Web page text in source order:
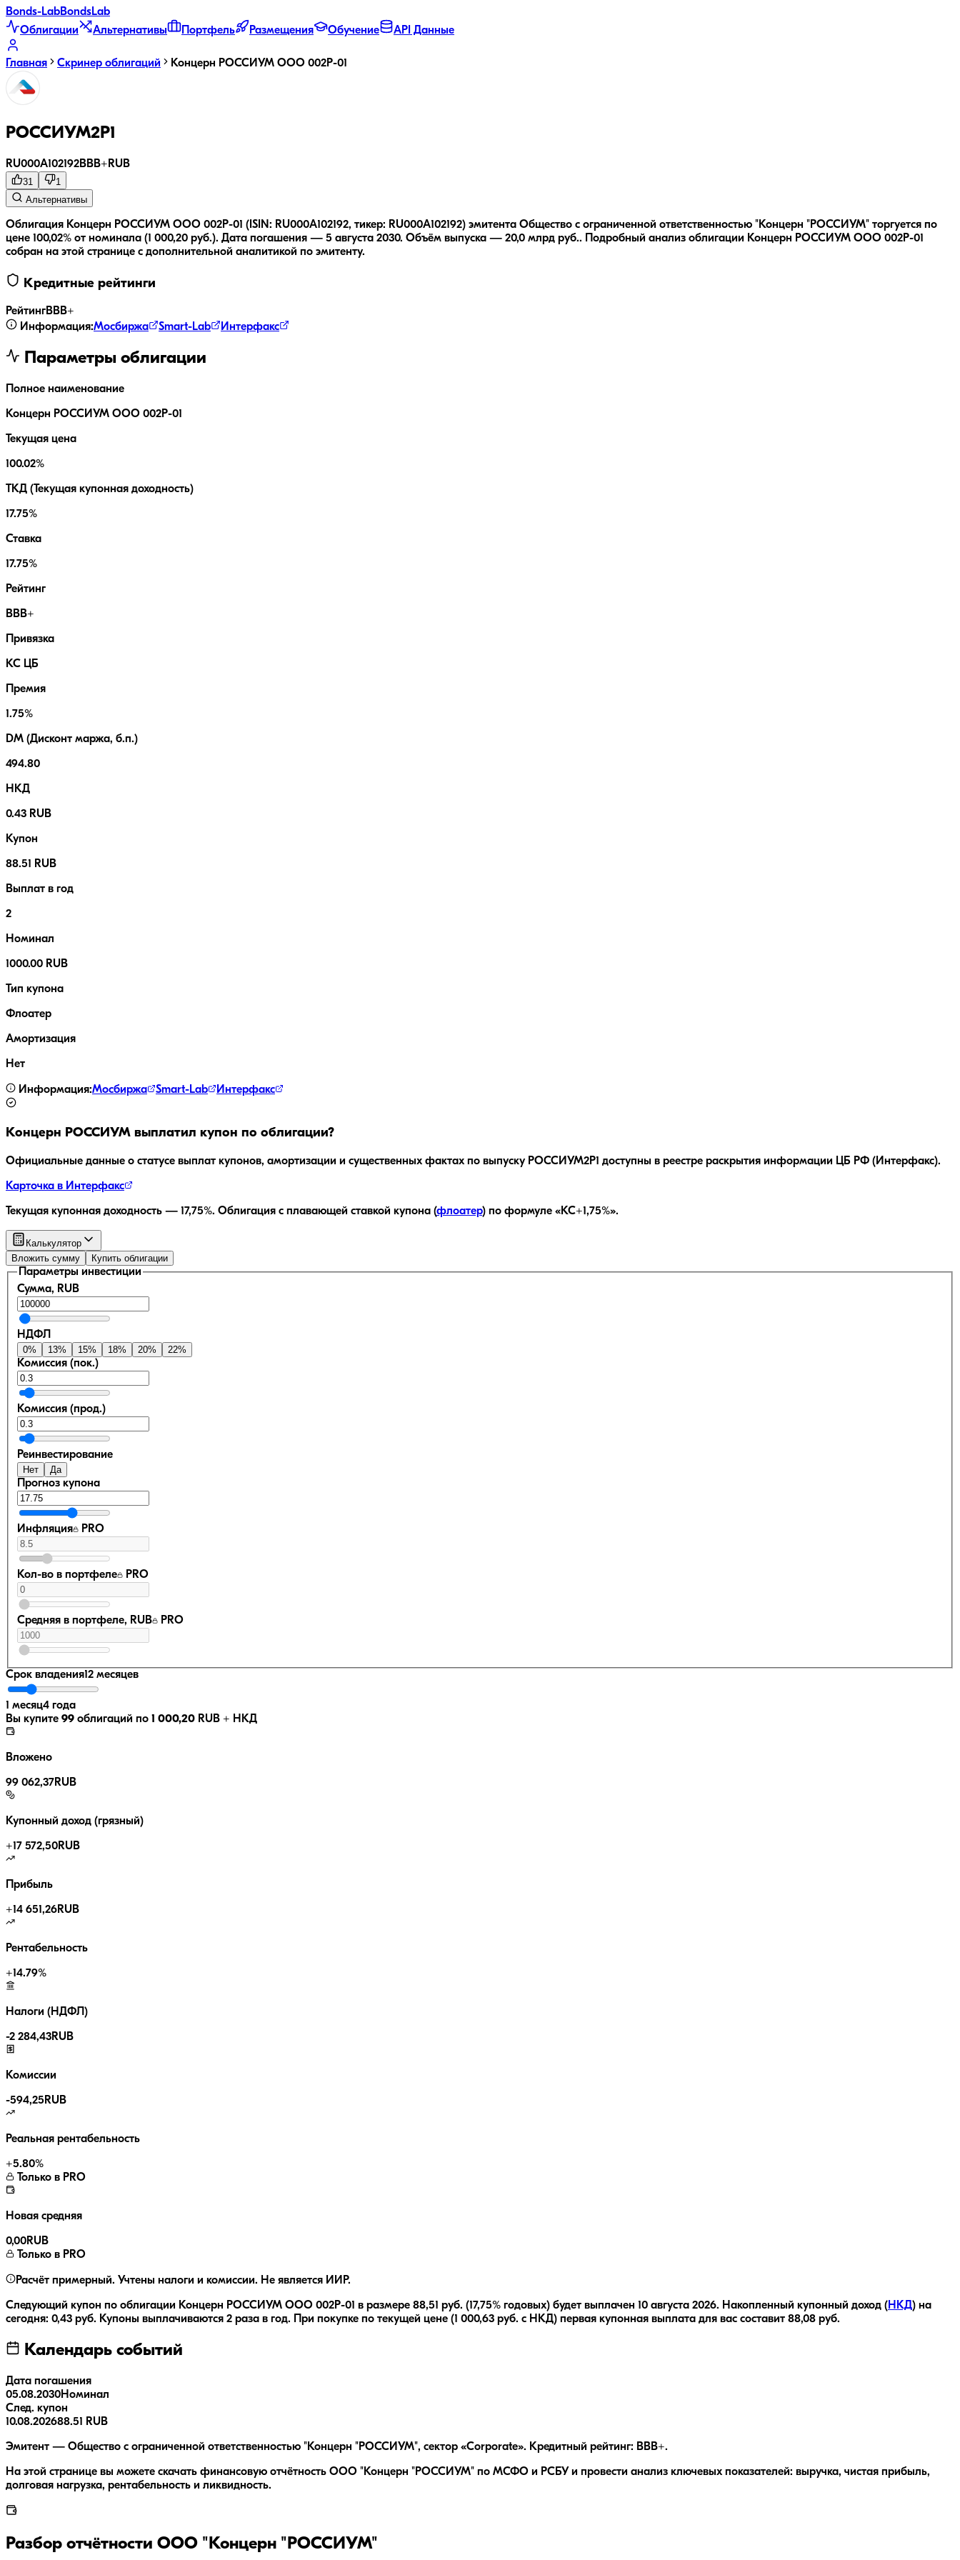
Bonds-LabBondsLab
Облигации
Альтернативы Портфель Размещения Обучение API Данные
Главная Скринер облигаций Концерн РОССИУМ ООО 002P-01
РОССИУМ2P1
RU000A102192BBB+ RUB
31
1
Альтернативы
Облигация Концерн РОССИУМ ООО 002P-01 (ISIN: RU000A102192, тикер: RU000A102192) эмитента Общество с ограниченной ответственностью "Концерн "РОССИУМ" торгуется по
цене 100,02% от номинала (1 000,20 руб.). Дата погашения — 5 августа 2030. Объём выпуска — 20,0 млрд руб.. Подробный анализ облигации Концерн РОССИУМ ООО 002P-01
собран на этой странице с дополнительной аналитикой по эмитенту.
Кредитные рейтинги
РейтингBBB+
Информация:Мосбиржа Smart-Lab Интерфакс
Параметры облигации
Полное наименование
Концерн РОССИУМ ООО 002P-01
Текущая цена
100.02%
ТКД (Текущая купонная доходность)
17.75%
Ставка
17.75%
Рейтинг
BBB+
Привязка
КС ЦБ
Премия
1.75%
DM (Дисконт маржа, б.п.)
494.80
НКД
0.43 RUB
Купон
88.51 RUB
Выплат в год
2
Номинал
1000.00 RUB
Тип купона
Флоатер
Амортизация
Нет
Информация:Мосбиржа Smart-Lab Интерфакс
Концерн РОССИУМ выплатил купон по облигации?
Официальные данные о статусе выплат купонов, амортизации и существенных фактах по выпуску РОССИУМ2P1 доступны в реестре раскрытия информации ЦБ РФ (Интерфакс).
Карточка в Интерфакс
Текущая купонная доходность — 17,75%. Облигация с плавающей ставкой купона (флоатер) по формуле «КС+1,75%».
Калькулятор
Вложить сумму
Купить облигации
Параметры инвестиции
Сумма, RUB
НДФЛ
0% 13% 15% 18% 20% 22%
Комиссия (пок.)
Комиссия (прод.)
Реинвестирование
Нет Да
Прогноз купона
Инфляция PRO
Кол-во в портфеле PRO
Средняя в портфеле, RUB PRO
Срок владения12 месяцев
1 месяц4 года
Вы купите 99 облигаций по 1 000,20 RUB + НКД
Вложено
99 062,37RUB
Купонный доход (грязный)
+17 572,50RUB
Прибыль
+14 651,26RUB
Рентабельность
+14.79%
Налоги (НДФЛ)
-2 284,43RUB
Комиссии
-594,25 RUB
Реальная рентабельность
+5.80%
Только в PRO
Новая средняя
0,00RUB
Только в PRO
Расчёт примерный. Учтены налоги и комиссии. Не является ИИР.
Следующий купон по облигации Концерн РОССИУМ ООО 002P-01 в размере 88,51 руб. (17,75% годовых) будет выплачен 10 августа 2026. Накопленный купонный доход ( НКД) на
сегодня: 0,43 руб. Купоны выплачиваются 2 раза в год. При покупке по текущей цене (1 000,63 руб. с НКД) первая купонная выплата для вас составит 88,08 руб.
Календарь событий
Дата погашения
05.08.2030Номинал
След. купон
10.08.202688.51 RUB
Эмитент — Общество с ограниченной ответственностью "Концерн "РОССИУМ", сектор «Corporate». Кредитный рейтинг: BBB+.
На этой странице вы можете скачать финансовую отчётность ООО "Концерн "РОССИУМ" по МСФО и РСБУ и провести анализ ключевых показателей: выручка, чистая прибыль,
долговая нагрузка, рентабельность и ликвидность.
Разбор отчётности ООО "Концерн "РОССИУМ"